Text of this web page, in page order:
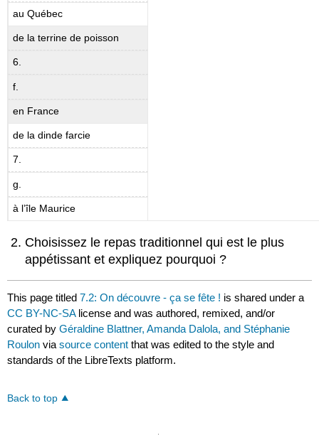
au Québec
de la terrine de poisson
6.
f.
en France
de la dinde farcie
7.
g.
à l’île Maurice
Choisissez le repas traditionnel qui est le plus
appétissant et expliquez pourquoi ?
This page titled7.2: On découvre - ça se fête ! is shared under a
CC BY-NC-SA license and was authored, remixed, and/or
curated byGéraldine Blattner, Amanda Dalola, and Stéphanie
Roulon viasource content that was edited to the style and
standards of the LibreTexts platform.
Back to top